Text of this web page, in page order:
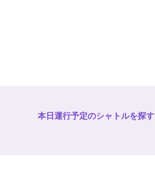
本日運行予定のシャトルを探す